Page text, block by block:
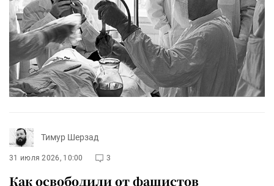
Тимур Шерзад
31 июля 2026, 10:00 3
Как освободили от фашистов